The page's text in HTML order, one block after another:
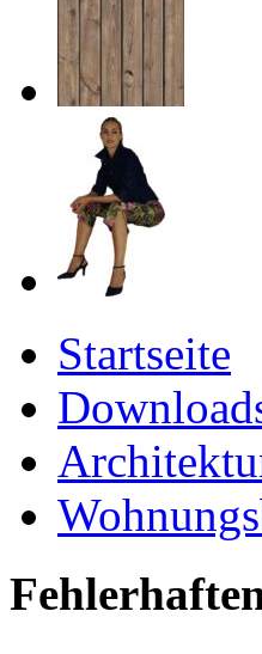
Startseite